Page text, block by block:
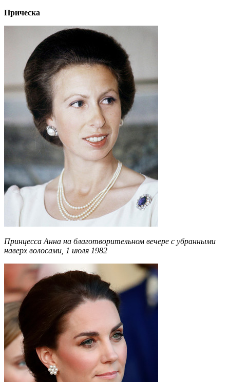
Прическа
Принцесса Анна на благотворительном вечере с убранными
наверх волосами, 1 июля 1982